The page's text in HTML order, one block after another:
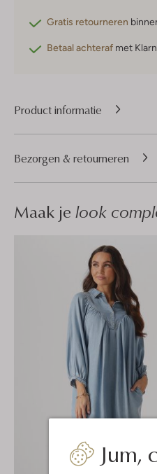
Jum,
Gratis retourneren
Betaal achteraf met
Product informatie
Bezorgen & retourneren
Maak je look